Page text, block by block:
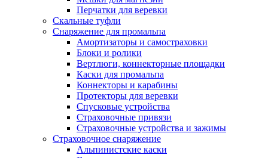
Перчатки для веревки
Скальные туфли
Снаряжение для промальпа
Амортизаторы и самостраховки
Блоки и ролики
Вертлюги, коннекторные площадки
Каски для промальпа
Коннекторы и карабины
Протекторы для веревки
Спусковые устройства
Страховочные привязи
Страховочные устройства и зажимы
Страховочное снаряжение
Альпинистские каски